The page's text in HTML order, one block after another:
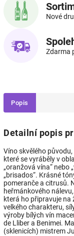
Nové
Zdarma
Popis
Detailní popis
Víno skvělého
které se vyráběly v
„oranžová vína“ nebo
„brisados“. Krásné
pomeranče a citrusů.
heřmánkového
která ho připravuje na
velkého charakteru,
výroby bílých vín
de Lliber a Benimei.
(sklenicích) mistrem